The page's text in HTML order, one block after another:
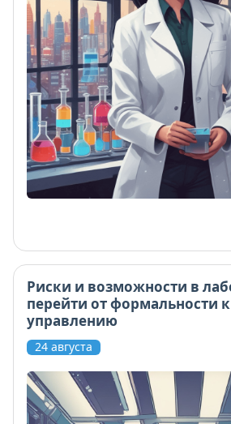
Риски и возможности в
перейти от формальности
управлению
24 августа